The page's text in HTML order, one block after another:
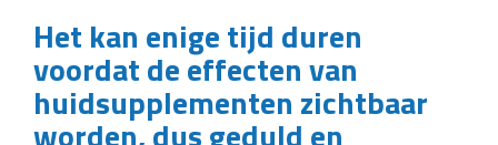
Het kan enige tijd duren
voordat de effecten van
huidsupplementen zichtbaar
worden, dus geduld en